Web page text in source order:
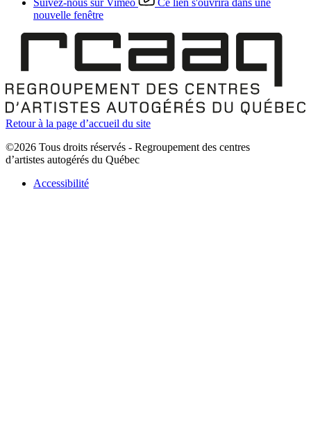
nouvelle fenêtre
Retour à la page d’accueil du site
©2026 Tous droits réservés - Regroupement des centres
d’artistes autogérés du Québec
Accessibilité